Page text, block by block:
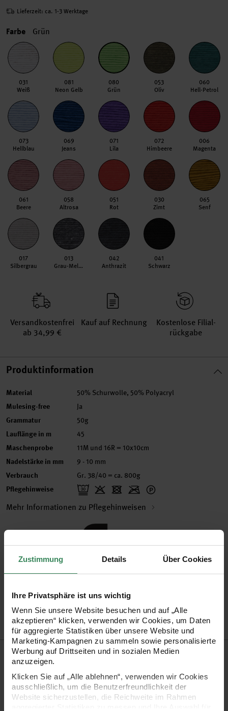
Zustimmung Details Über Cookies
Ihre Privatsphäre ist uns wichtig
Wenn Sie unsere Website besuchen und auf „Alle
akzeptieren“ klicken, verwenden wir Cookies, um Daten
für aggregierte Statistiken über unsere Website und
Marketing-Kampagnen zu sammeln sowie personalisierte
Werbung auf Drittseiten und in sozialen Medien
anzuzeigen.
Klicken Sie auf „Alle ablehnen“, verwenden wir Cookies
ausschließlich, um die Benutzerfreundlichkeit der
Website sicherzustellen, die Reichweite im Rahmen
Lieferzeit: ca. 1-3 Werktage
Farbe Grün
031
Weiß
081
Neon Gelb
080
Grün
053
Oliv
060
Hell-Petrol
073
Hellblau
069
Jeans
071
Lila
072
Himbeere
006
Magenta
061
Beere
058
Altrosa
051
Rot
030
Zimt
065
Senf
017
Silbergrau
013
Grau-Melange
042
Anthrazit
041
Schwarz
Versand­kosten­frei
ab 34,99 €
Kauf auf Rechnung
Kosten­lose Filial­
rückgabe
Produktinformation
Material 50% Schurwolle, 50% Polyacryl
Mulesing-free Ja
Grammatur 50g
Lauflänge in m 45
Maschenprobe 11M und 16R = 10x10cm
Nadelstärke in mm 9 - 10 mm
Verbrauch Gr. 38/40 = ca. 800g
Pflegehinweise
Mehr Informationen zu Pflegehinweisen
Zertifizierung
3526309
Produktbeschreibung
Polar ist eine topmodische trendige Schurwolle Mischung.
Dieses Schnellstrickgarn besticht durch einen klaren glatten